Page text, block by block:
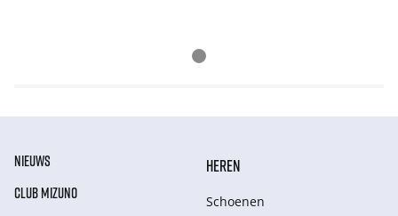
NIEUWS
CLUB MIZUNO
HEREN
Schoenen